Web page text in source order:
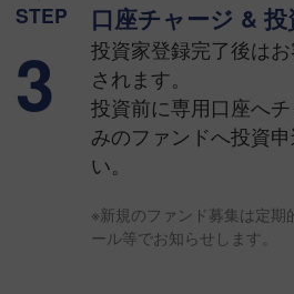
STEP
3
口座チャージ & 投
投資家登録完了後は
されます。
投資前に専用口座へ
みのファンドへ投資
い。
※新規のファンド募集は定期
ール等でお知らせします。